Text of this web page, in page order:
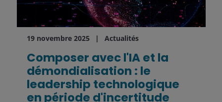
19 novembre 2025 Actualités
Composer avec l'IA et la
démondialisation : le
leadership technologique
en période d'incertitude